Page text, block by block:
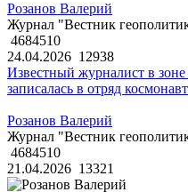
Розанов Валерий
Журнал "Вестник
4684510
24.04.2026 12938
Известный журналист в
записалась в отряд
Розанов Валерий
Журнал "Вестник
4684510
21.04.2026 13321